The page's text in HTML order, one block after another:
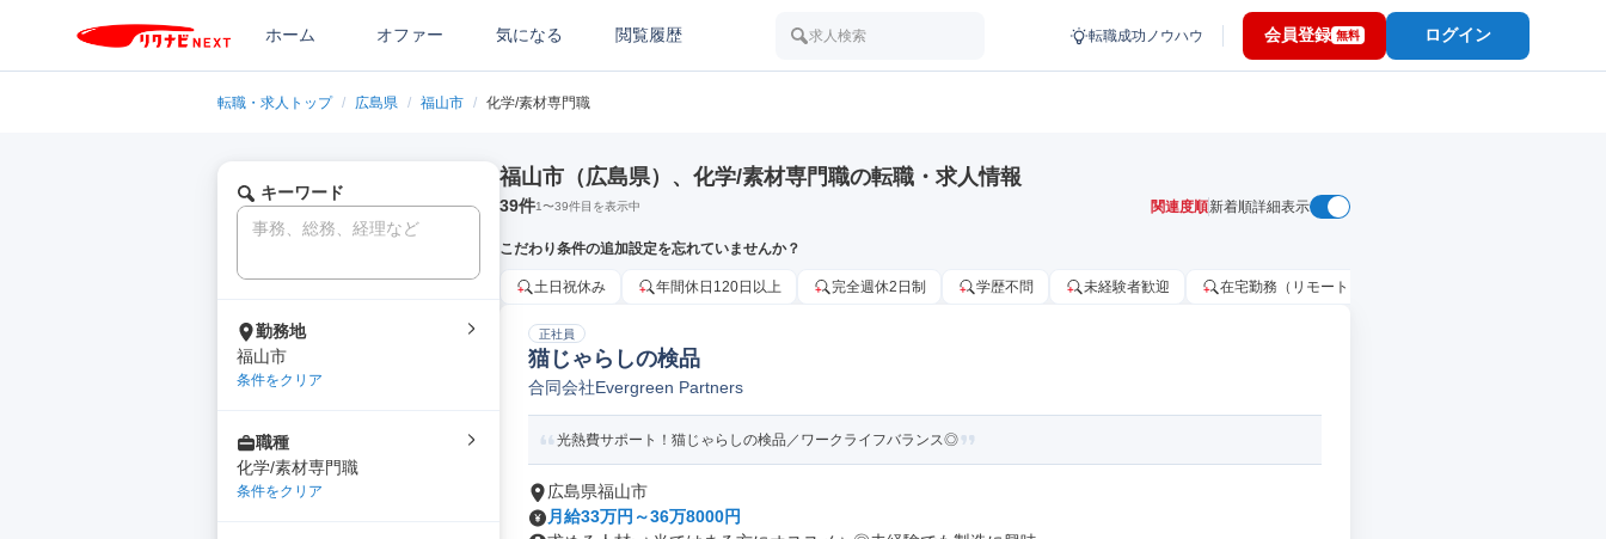
ホーム オファー 気になる 閲覧履歴 求人検索 転職成功ノウハウ 会員登録 無料 ログイン
転職・求人トップ / 広島県 / 福山市 / 化学/素材専門職
キーワード
勤務地
福山市
条件をクリア
職種
化学/素材専門職
条件をクリア
福山市（広島県）、化学/素材専門職の転職・求人情報
39件1〜39件目を表示中 関連度順新着順詳細表示
こだわり条件の追加設定を忘れていませんか？
土日祝休み 年間休日120日以上 完全週休2日制 学歴不問 未経験者歓迎 在宅勤務（リモートワーク）OK
正社員
猫じゃらしの検品
合同会社Evergreen Partners
光熱費サポート！猫じゃらしの検品／ワークライフバランス◎
広島県福山市
月給33万円～36万8000円